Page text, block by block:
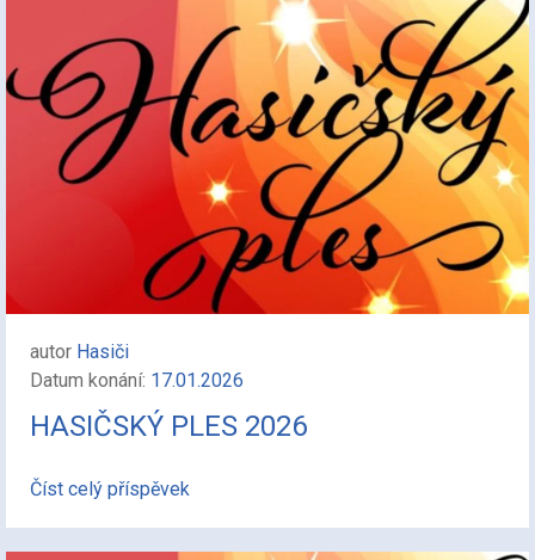
autor Hasiči
Datum konání: 17.01.2026
HASIČSKÝ PLES 2026
Číst celý příspěvek